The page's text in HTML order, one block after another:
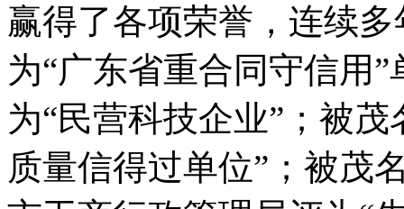
赢得了各项荣誉，连续
为“广东省重合同守信用
为“民营科技企业”；被
质量信得过单位”；被茂